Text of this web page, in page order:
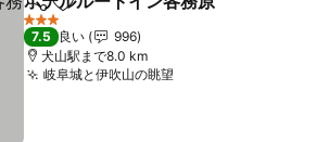
シェアお気に入りに追加
3 ホテルのランク
7.5 良い
996
犬山駅まで8.0 km
岐阜城と伊吹山の眺望